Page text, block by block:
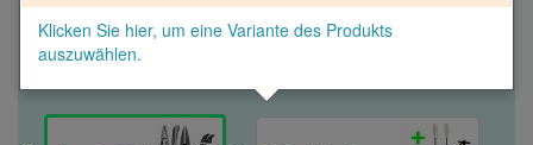
Klicken Sie hier, um eine Variante des Produkts
auszuwählen.